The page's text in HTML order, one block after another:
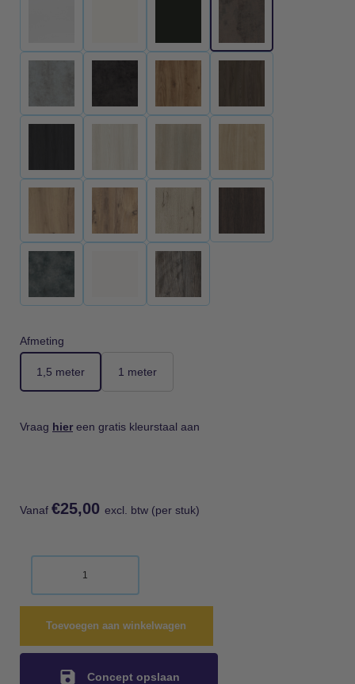
Afmeting
1,5 meter 1 meter
Vraag hier een gratis kleurstaal aan
Vanaf €25,00 excl. btw (per stuk)
Toevoegen aan winkelwagen
Concept opslaan